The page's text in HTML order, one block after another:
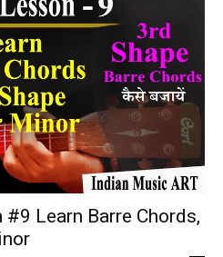
Learn Barre Chords,